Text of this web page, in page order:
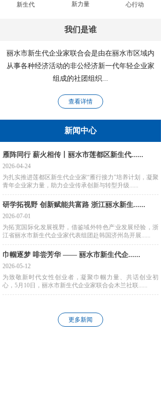
新力量
新生代 心行动
我们是谁
丽水市新生代企业家联合会是由在丽水市区域内
从事各种经济活动的非公经济新一代年轻企业家
组成的社团组织...
查看详情
新闻中心
雁阵同行 薪火相传丨丽水市莲都区新生代......
2026-04-24
为扎实推进莲都区新生代企业家“雁行接力”培养计划，凝聚
青年企业家力量，助力企业传承创新与转型升级......
研学拓视野 创新赋能共富路 浙江丽水新生......
2026-07-01
为拓宽国际化发展视野，借鉴域外特色产业发展经验，浙
江省丽水市新生代企业家代表组团赴韩国济州岛开展......
巾帼逐梦 啡尝芳华 —— 丽水市新生代企......
2026-05-12
为致敬新时代女性创业者，凝聚巾帼力量、共话创业初
心，5月10日，丽水市新生代企业家联合会木兰社联......
更多新闻